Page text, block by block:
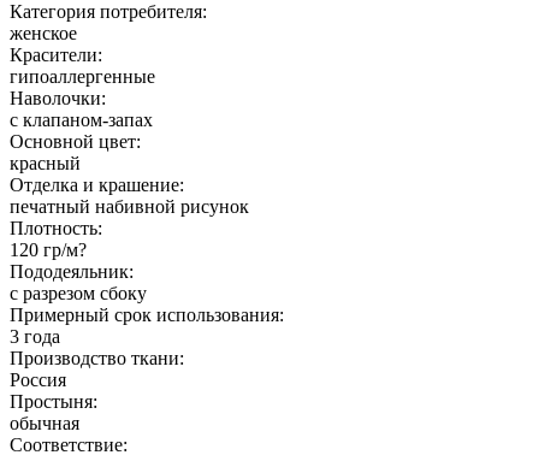
Категория потребителя:
женское
Красители:
гипоаллергенные
Наволочки:
с клапаном-запах
Основной цвет:
красный
Отделка и крашение:
печатный набивной рисунок
Плотность:
120 гр/м?
Пододеяльник:
с разрезом сбоку
Примерный срок использования:
3 года
Производство ткани:
Россия
Простыня:
обычная
Соответствие: